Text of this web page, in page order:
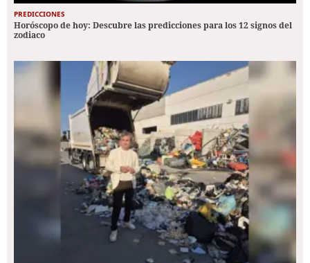
PREDICCIONES
Horóscopo de hoy: Descubre las predicciones para los 12 signos del
zodiaco